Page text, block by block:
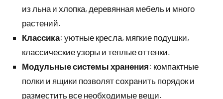
из льна и хлопка, деревянная мебель и много
растений.
Классика: уютные кресла, мягкие подушки,
классические узоры и теплые оттенки.
Модульные системы хранения: компактные
полки и ящики позволят сохранить порядок и
разместить все необходимые вещи.